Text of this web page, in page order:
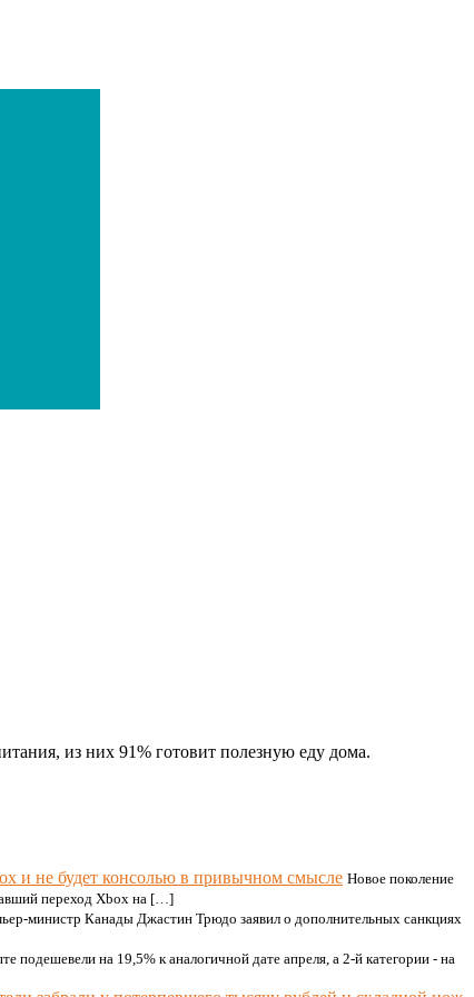
из них 91% готовит полезную еду дома.
и не будет консолью в привычном смысле Новое поколение
переход Xbox на […]
министр Канады Джастин Трюдо заявил о дополнительных санкциях
подешевели на 19,5% к аналогичной дате апреля, а 2-й категории - на